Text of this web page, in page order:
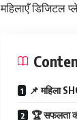
महिलाएँ डिजिटल
📌 महिला
🏆 सफलता